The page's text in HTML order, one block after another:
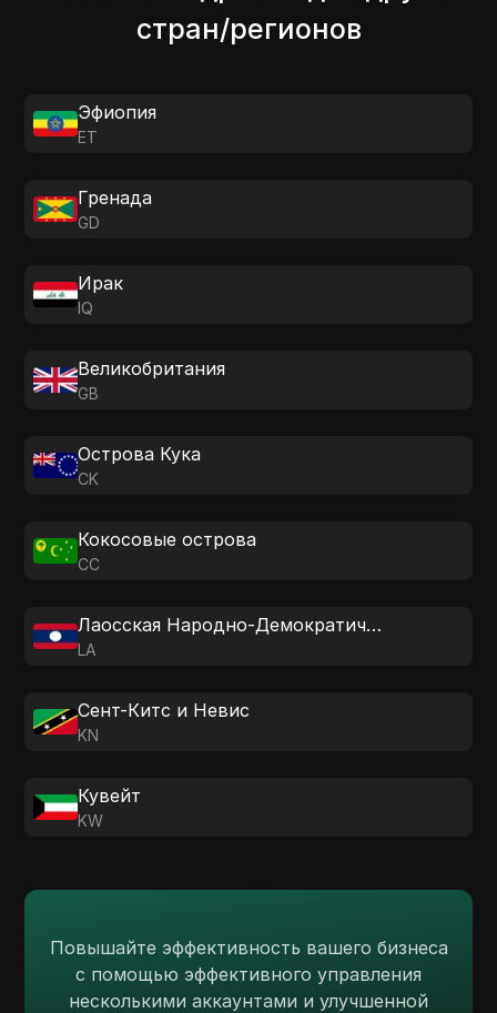
стран/регионов
Эфиопия
ET
Гренада
GD
Ирак
IQ
Великобритания
GB
Острова Кука
CK
Кокосовые острова
CC
Лаосская Народно-Демократическая Республика
LA
Сент-Китс и Невис
KN
Кувейт
KW
Повышайте эффективность вашего бизнеса
с помощью эффективного управления
несколькими аккаунтами и улучшенной